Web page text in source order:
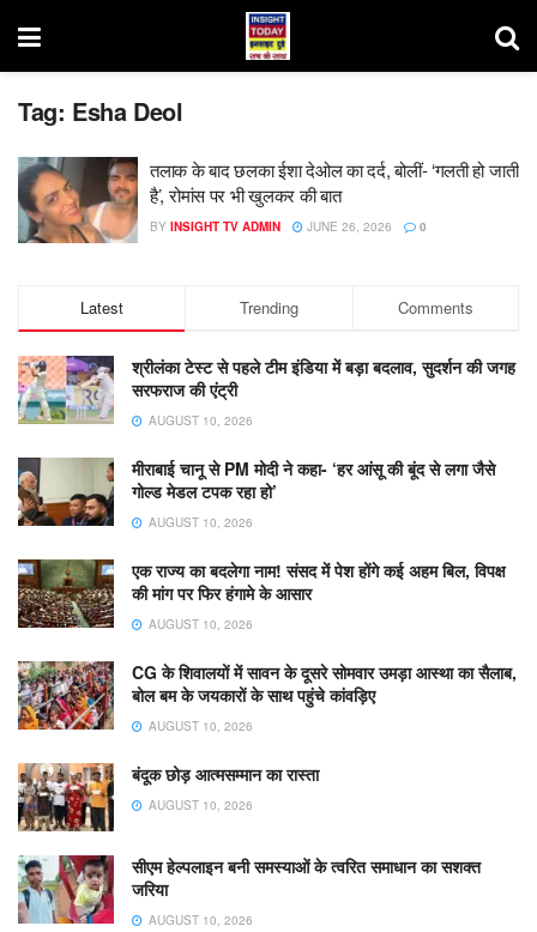
Tag: Esha Deol
तलाक के बाद छलका ईशा देओल का दर्द, बोलीं- ‘गलती हो जाती
है’, रोमांस पर भी खुलकर की बात
BY INSIGHT TV ADMIN JUNE 26, 2026 0
Latest Trending Comments
श्रीलंका टेस्ट से पहले टीम इंडिया में बड़ा बदलाव, सुदर्शन की जगह
सरफराज की एंट्री
AUGUST 10, 2026
मीराबाई चानू से PM मोदी ने कहा- ‘हर आंसू की बूंद से लगा जैसे
गोल्ड मेडल टपक रहा हो’
AUGUST 10, 2026
एक राज्य का बदलेगा नाम! संसद में पेश होंगे कई अहम बिल, विपक्ष
की मांग पर फिर हंगामे के आसार
AUGUST 10, 2026
CG के शिवालयों में सावन के दूसरे सोमवार उमड़ा आस्था का सैलाब,
बोल बम के जयकारों के साथ पहुंचे कांवड़िए
AUGUST 10, 2026
​बंदूक छोड़ आत्मसम्मान का रास्ता
AUGUST 10, 2026
सीएम हेल्पलाइन बनी समस्याओं के त्वरित समाधान का सशक्त
जरिया
AUGUST 10, 2026